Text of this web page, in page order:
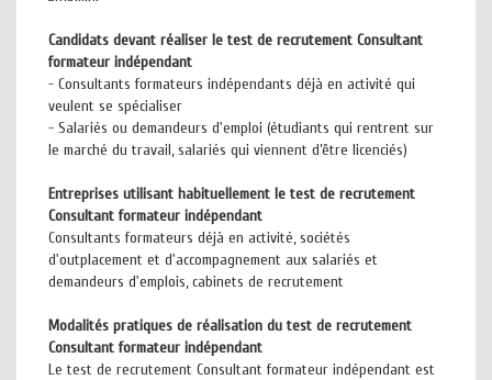
Candidats devant réaliser le test de recrutement Consultant
formateur indépendant
- Consultants formateurs indépendants déjà en activité qui
veulent se spécialiser
- Salariés ou demandeurs d'emploi (étudiants qui rentrent sur
le marché du travail, salariés qui viennent d’être licenciés)
Entreprises utilisant habituellement le test de recrutement
Consultant formateur indépendant
Consultants formateurs déjà en activité, sociétés
d'outplacement et d'accompagnement aux salariés et
demandeurs d'emplois, cabinets de recrutement
Modalités pratiques de réalisation du test de recrutement
Consultant formateur indépendant
Le test de recrutement Consultant formateur indépendant est